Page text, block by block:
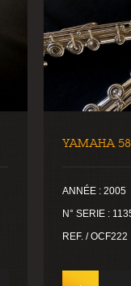
YAMAHA
ANNÉE : 2005
N° SERIE :
REF. / OCF222